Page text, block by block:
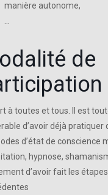
manière autonome,
de
à toutes et tous. Il est
d’avoir déjà pratiquer
d’état de conscience
hypnose,
d’avoir fait les étapes